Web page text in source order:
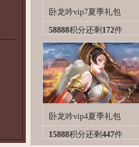
卧龙吟vip7夏季礼包
58888积分还剩 172件
卧龙吟vip4夏季礼包
15888积分还剩 447件